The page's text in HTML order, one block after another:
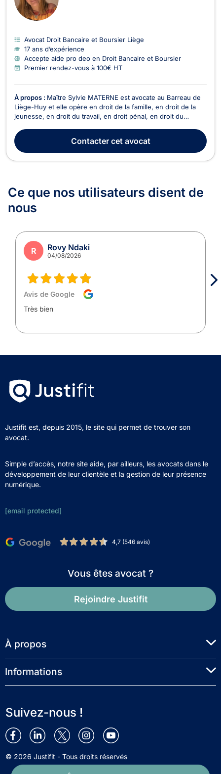
Avocat Droit Bancaire et Boursier Liège
17 ans d’expérience
Accepte aide pro deo en Droit Bancaire et Boursier
Premier rendez-vous à 100€ HT
À propos : Maître Sylvie MATERNE est avocate au Barreau de
Liège-Huy et elle opère en droit de la famille, en droit de la
jeunesse, en droit du travail, en droit pénal, en droit du
d’exécution, en droit des sociétés, et en droit du crédit et de
la consommation. Maître Sylvie MATERNE ...
Contactercet avocat
Ce que nos utilisateurs disent de
nous
R Rovy Ndaki
04/08/2026
Avis de Google
Très bien
Justifit est, depuis 2015, le site qui permet de trouver son
avocat.
Simple d’accès, notre site aide, par ailleurs, les avocats dans le
développement de leur clientèle et la gestion de leur présence
numérique.
[email protected]
4,7 (546 avis)
Vous êtes avocat ?
Rejoindre Justifit
À propos
Informations
Suivez-nous !
© 2026 Justifit - Tous droits réservés